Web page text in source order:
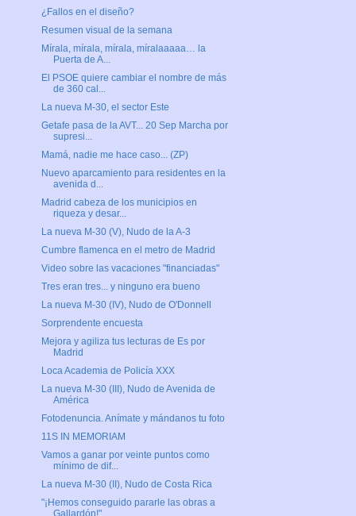
¿Fallos en el diseño?
Resumen visual de la semana
Mírala, mírala, mírala, míralaaaaa… la
Puerta de A...
El PSOE quiere cambiar el nombre de más
de 360 cal...
La nueva M-30, el sector Este
Getafe pasa de la AVT... 20 Sep Marcha por
supresi...
Mamá, nadie me hace caso... (ZP)
Nuevo aparcamiento para residentes en la
avenida d...
Madrid cabeza de los municipios en
riqueza y desar...
La nueva M-30 (V), Nudo de la A-3
Cumbre flamenca en el metro de Madrid
Video sobre las vacaciones "financiadas"
Tres eran tres... y ninguno era bueno
La nueva M-30 (IV), Nudo de O'Donnell
Sorprendente encuesta
Mejora y agiliza tus lecturas de Es por
Madrid
Loca Academia de Policía XXX
La nueva M-30 (III), Nudo de Avenida de
América
Fotodenuncia. Anímate y mándanos tu foto
11S IN MEMORIAM
Vamos a ganar por veinte puntos como
mínimo de dif...
La nueva M-30 (II), Nudo de Costa Rica
"¡Hemos conseguido pararle las obras a